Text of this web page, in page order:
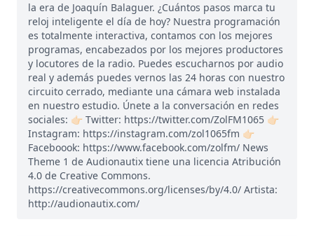
la era de Joaquín Balaguer. ¿Cuántos pasos marca tu
reloj inteligente el día de hoy? Nuestra programación
es totalmente interactiva, contamos con los mejores
programas, encabezados por los mejores productores
y locutores de la radio. Puedes escucharnos por audio
real y además puedes vernos las 24 horas con nuestro
circuito cerrado, mediante una cámara web instalada
en nuestro estudio. Únete a la conversación en redes
sociales: 👉🏻 Twitter: https://twitter.com/ZolFM1065 👉🏻
Instagram: https://instagram.com/zol1065fm 👉🏻
Faceboook: https://www.facebook.com/zolfm/ News
Theme 1 de Audionautix tiene una licencia Atribución
4.0 de Creative Commons.
https://creativecommons.org/licenses/by/4.0/ Artista:
http://audionautix.com/